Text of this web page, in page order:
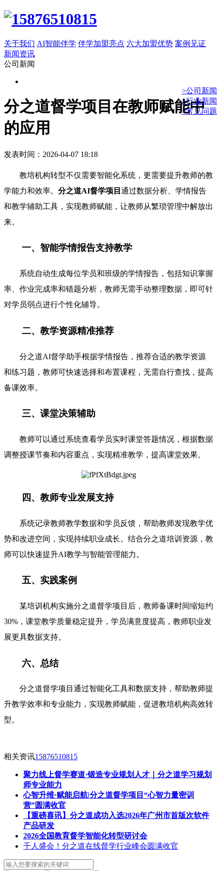
关于我们 AI智能伴学 伴学加盟亮点 六大加盟优势 案例见证
新闻资讯
公司新闻
>公司新闻
>行业新闻
>常见问题
分之道督学项目在教师赋能中
的应用
发表时间：2026-04-07 18:18
教培机构转型不仅需要智能化系统，更需要提升教师的教
学能力和效率。 分之道AI督学项目 通过数据分析、学情报告
和教学辅助工具，实现教师赋能，让教师从繁琐管理中解放出
来。
一、智能学情报告支持教学
系统自动生成每位学员和班级的学情报告，包括知识掌握
率、作业完成率和错题分析，教师无需手动整理数据，即可针
对学员弱点进行个性化辅导。
二、教学资源精准推荐
分之道AI督学助手根据学情报告，推荐合适的教学资源
和练习题，教师可快速选择和布置课程，无需自行查找，提高
备课效率。
三、课堂决策辅助
教师可以通过系统查看学员实时课堂答题情况，根据数据
调整授课节奏和内容重点，实现精准教学，提高课堂效果。
四、教师专业发展支持
系统记录教师教学数据和学员反馈，帮助教师发现教学优
势和改进空间，实现持续职业成长。结合分之道培训资源，教
师可以快速提升AI教学与智能管理能力。
五、实践案例
某培训机构实施分之道督学项目后，教师备课时间缩短约
30%，课堂教学质量稳定提升，学员满意度提高，教师职业发
展更具数据支持。
六、总结
分之道督学项目通过智能化工具和数据支持，帮助教师提
升教学效率和专业能力，实现教师赋能，促进教培机构高效转
型。
相关资讯15876510815
聚力线上督学赛道·锻造专业规划人才｜分之道学习规划
师专业能力
心智升维·赋能启航|分之道督学项目“心智力量密训
营”圆满收官
【重磅喜讯】分之道成功入选2026年广州市首版次软件
产品研发
2026全国教育督学智能化转型研讨会
千人盛会！分之道在线督学行业峰会圆满收官